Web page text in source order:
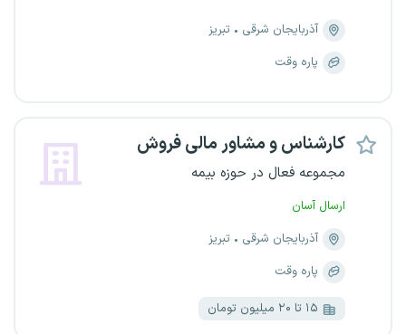
آذربایجان شرقی
تبریز
پاره وقت
کارشناس و مشاور مالی فروش
مجموعه فعال در حوزه بیمه
ارسال آسان
آذربایجان شرقی
تبریز
پاره وقت
۱۵ تا ۲۰ میلیون تومان